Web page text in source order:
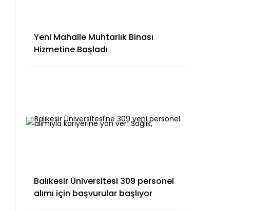
Yeni Mahalle Muhtarlık Binası
Hizmetine Başladı
Balıkesir Üniversitesi 309 personel
alımı için başvurular başlıyor